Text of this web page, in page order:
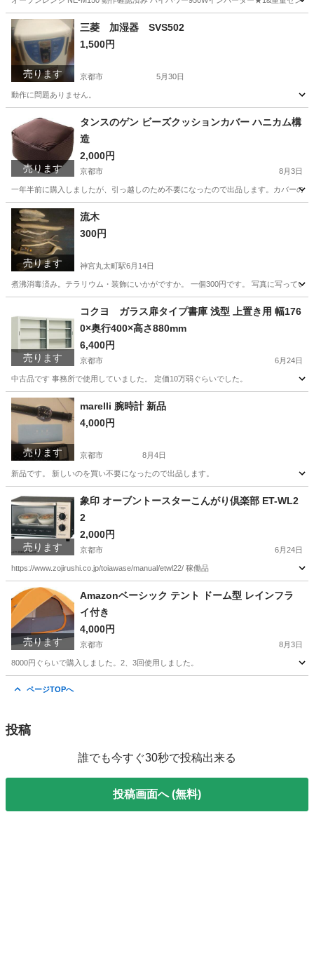
京都 京都市 キッチン家電
売ります
三菱 加湿器 SVS502
1,500円
京都市 5月30日
動作に問題ありません。
季節、空調家電 ありません
売ります
タンスのゲン ビーズクッションカバー ハニカム構
造
2,000円
京都市 8月3日
一年半前に購入しましたが、引っ越しのため不要になったので出品します。カバーの
京都 京都市 寝具
売ります
流木
300円
神宮丸太町駅6月14日
煮沸消毒済み。テラリウム・装飾にいかがですか。 一個300円です。 写真に写って
神宮丸太町駅 その他 流木
売ります
コクヨ ガラス扉タイプ書庫 浅型 上置き用 幅176
0×奥行400×高さ880mm
6,400円
京都市 6月24日
中古品です 事務所で使用していました。 定価10万弱ぐらいでした。
京都 京都市 収納家具 書庫
売ります
marelli 腕時計 新品
4,000円
京都市 8月4日
新品です。 新しいのを買い不要になったので出品します。
京都 京都市 アクセサリー
売ります
象印 オーブントースターこんがり倶楽部 ET-WL2
2
2,000円
京都市 6月24日
https://www.zojirushi.co.jp/toiawase/manual/etwl22/ 稼働品
京都 京都市 キッチン家電 象印
売ります
Amazonベーシック テント ドーム型 レインフラ
イ付き
4,000円
京都市 8月3日
8000円ぐらいで購入しました。2、3回使用しました。
ページTOPへ
投稿
誰でも今すぐ30秒で投稿出来る
投稿画面へ (無料)